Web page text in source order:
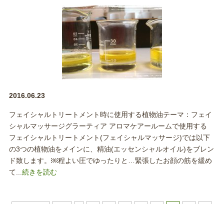
2016.06.23
フェイシャルトリートメント時に使用する植物油テーマ：フェイ
シャルマッサージグラーティア アロマケアールームで使用する
フェイシャルトリートメント(フェイシャルマッサージ)では以下
の3つの植物油をメインに、精油(エッセンシャルオイル)をブレン
ド致します。￼程よい圧でゆったりと…緊張したお顔の筋を緩め
て...続きを読む